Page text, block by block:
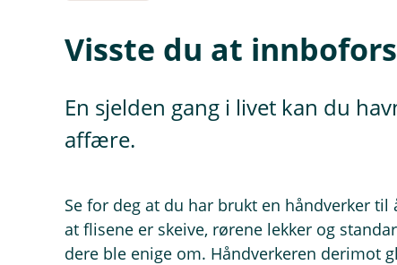
Visste du at
En sjelden gang i livet kan du
affære.
Se for deg at du har brukt en håndverker
at flisene er skeive, rørene lekker og
dere ble enige om. Håndverkeren derimot